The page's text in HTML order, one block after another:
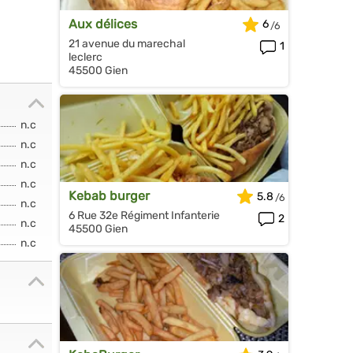
n.c
n.c
n.c
n.c
n.c
n.c
n.c
Aux délices
21 avenue du marechal
leclerc
45500 Gien
6
1
Kebab burger
6 Rue 32e Régiment Infanterie
45500 Gien
5.8
2